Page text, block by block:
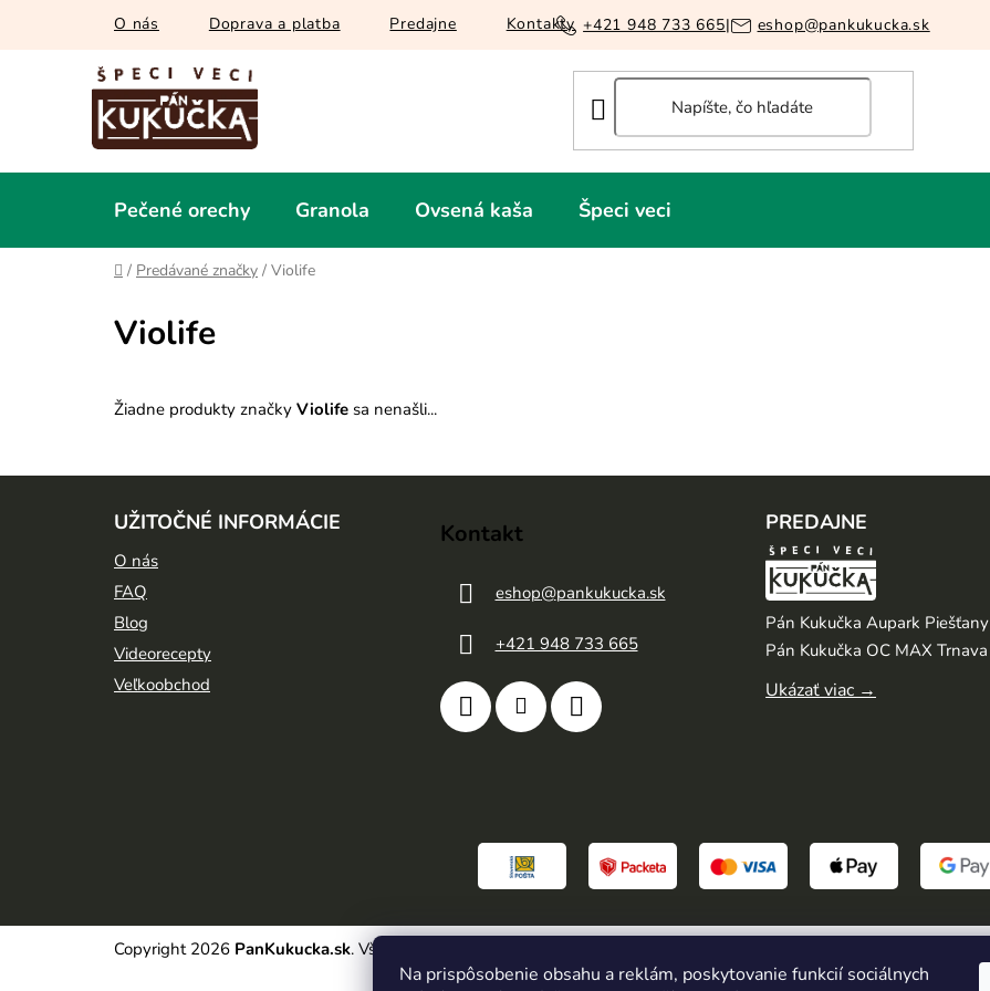
Na prispôsobenie obsahu a reklám, poskytovanie funkcií sociálnych
obsah
O nás Doprava a platba Predajne Kontakty +421 948 733 665| eshop@pankukucka.sk
Pečené orechy Granola Ovsená kaša Špeci veci
Domov
/ Predávané značky / Violife
Violife
Žiadne produkty značky Violife sa nenašli...
UŽITOČNÉ INFORMÁCIE
O nás
FAQ
Blog
Videorecepty
Veľkoobchod
Kontakt
eshop@pankukucka.sk
+421 948 733 665
PREDAJNE
Pán Kukučka Aupark Piešťany
Pán Kukučka OC MAX Trnava
Ukázať viac →
Copyright 2026 PanKukucka.sk. Všetky práva vyhradené.